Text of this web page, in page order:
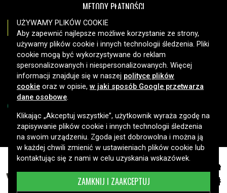
Toshiba Satellite C645
Toshiba Satellite C645D
Toshiba Satellite L730
Toshiba Satellite L735
Toshiba Satellite L740
Toshiba Satellite L740D
Toshiba Satellite L745
Toshiba Satellite P740D
Toshiba Satellite P745
Toshiba Satellite P745D
Toshiba Satellite P755D
Toshiba Satellite P775D
Toshiba Satellite C605
Toshiba Satellite C640D
Toshiba Satellite L700
Toshiba Satellite L700D
124,20 zł
słowa
137,99 zł
METODY PŁATNOŚCI
OPCJE DOSTAWY
Copyright © 2026, Spares Nordic AB
UŻYWAMY PLIKÓW COOKIE
Aby zapewnić najlepsze możliwe korzystanie ze strony,
używamy plików cookie i innych technologii śledzenia. Pliki
cookie mogą być wykorzystywane do reklam
spersonalizowanych i niespersonalizowanych. Więcej
informacji znajduje się w naszej polityce plików
cookie oraz w opisie, w jaki sposób Google przetwarza
dane osobowe.
Klikając „Akceptuj wszystkie”, użytkownik wyraża zgodę na
zapisywanie plików cookie i innych technologii śledzenia
na swoim urządzeniu. Zgoda jest dobrowolna i można ją
w każdej chwili zmienić w ustawieniach plików cookie lub
kontaktując się z nami w celu uzyskania wskazówek.
ZAMKNIJ I ZAAKCEPTUJ